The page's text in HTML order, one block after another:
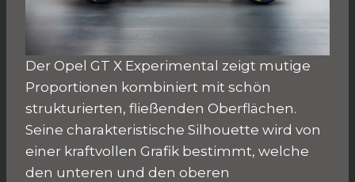
Der Opel GT X Experimental zeigt mutige
Proportionen kombiniert mit schön
strukturierten, fließenden Oberflächen.
Seine charakteristische Silhouette wird von
einer kraftvollen Grafik bestimmt, welche
den unteren und den oberen